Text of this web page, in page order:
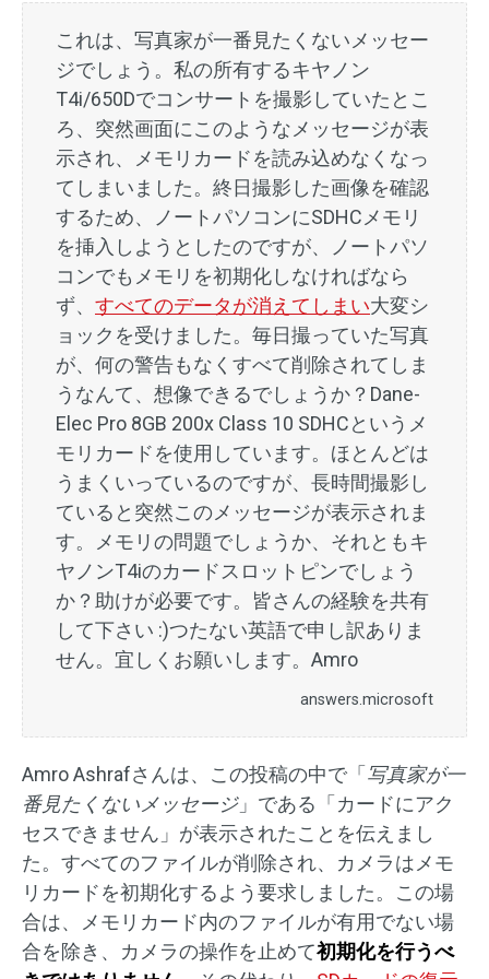
これは、写真家が一番見たくないメッセー
ジでしょう。私の所有するキヤノン
T4i/650Dでコンサートを撮影していたとこ
ろ、突然画面にこのようなメッセージが表
示され、メモリカードを読み込めなくなっ
てしまいました。終日撮影した画像を確認
するため、ノートパソコンにSDHCメモリ
を挿入しようとしたのですが、ノートパソ
コンでもメモリを初期化しなければなら
ず、 すべてのデータが消えてしまい大変シ
ョックを受けました。毎日撮っていた写真
が、何の警告もなくすべて削除されてしま
うなんて、想像できるでしょうか？Dane-
Elec Pro 8GB 200x Class 10 SDHCというメ
モリカードを使用しています。ほとんどは
うまくいっているのですが、長時間撮影し
ていると突然このメッセージが表示されま
す。メモリの問題でしょうか、それともキ
ヤノンT4iのカードスロットピンでしょう
か？助けが必要です。皆さんの経験を共有
して下さい :)つたない英語で申し訳ありま
せん。宜しくお願いします。Amro
answers.microsoft
Amro Ashrafさんは、この投稿の中で「 写真家が一
番見たくないメッセージ」である「カードにアク
セスできません」が表示されたことを伝えまし
た。すべてのファイルが削除され、カメラはメモ
リカードを初期化するよう要求しました。この場
合は、メモリカード内のファイルが有用でない場
合を除き、カメラの操作を止めて初期化を行うべ